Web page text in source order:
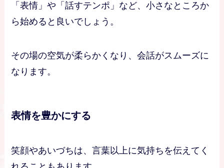
「表情」や「話すテンポ」など、小さなところか
ら始めると良いでしょう。
その場の空気が柔らかくなり、会話がスムーズに
なります。
表情を豊かにする
笑顔やあいづちは、言葉以上に気持ちを伝えてく